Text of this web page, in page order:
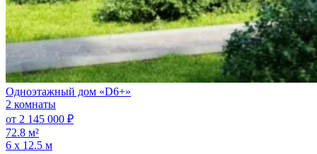
Одноэтажный дом «D6+»
2 комнаты
от 2 145 000 ₽
72.8 м²
6 х 12.5 м